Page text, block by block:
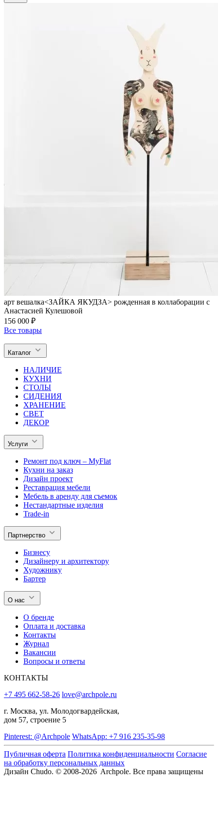
арт вешалка<ЗАЙКА ЯКУДЗА> рожденная в коллаборации с
Анастасией Кулешовой
156 000 ₽
Все товары
Каталог
НАЛИЧИЕ
КУХНИ
СТОЛЫ
СИДЕНИЯ
ХРАНЕНИЕ
СВЕТ
ДЕКОР
Услуги
Ремонт под ключ – MyFlat
Кухни на заказ
Дизайн проект
Реставрация мебели
Мебель в аренду для съемок
Нестандартные изделия
Trade-in
Партнерство
Бизнесу
Дизайнеру и архитектору
Художнику
Бартер
О нас
О бренде
Оплата и доставка
Контакты
Журнал
Вакансии
Вопросы и ответы
КОНТАКТЫ
+7 495 662-58-26 love@archpole.ru
г. Москва, ул. Молодогвардейская,
дом 57, строение 5
Pinterest: @Archpole WhatsApp: +7 916 235-35-98
Публичная оферта Политика конфиденциальности Согласие
на обработку персональных данных
Дизайн Chudo. © 2008-2026 Archpole. Все права защищены